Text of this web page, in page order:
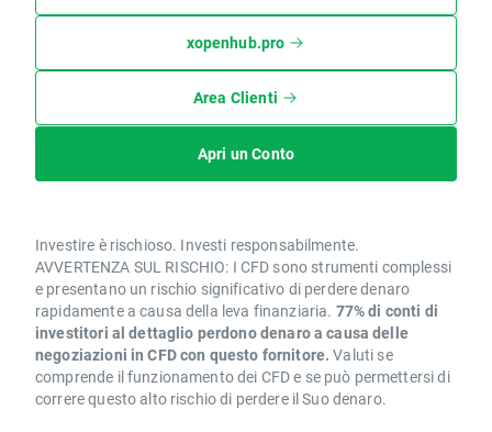
xopenhub.pro
Area Clienti
Apri un Conto
Investire è rischioso. Investi responsabilmente.
AVVERTENZA SUL RISCHIO: I CFD sono strumenti complessi
e presentano un rischio significativo di perdere denaro
rapidamente a causa della leva finanziaria. 77% di conti di
investitori al dettaglio perdono denaro a causa delle
negoziazioni in CFD con questo fornitore. Valuti se
comprende il funzionamento dei CFD e se può permettersi di
correre questo alto rischio di perdere il Suo denaro.